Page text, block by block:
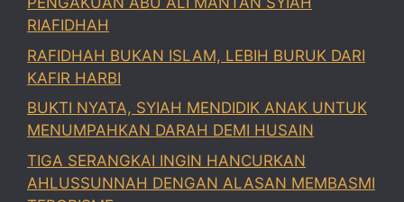
RIAFIDHAH
RAFIDHAH BUKAN ISLAM, LEBIH BURUK DARI
KAFIR HARBI
BUKTI NYATA, SYIAH MENDIDIK ANAK UNTUK
MENUMPAHKAN DARAH DEMI HUSAIN
TIGA SERANGKAI INGIN HANCURKAN
AHLUSSUNNAH DENGAN ALASAN MEMBASMI